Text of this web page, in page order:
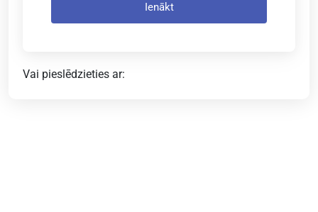
Ienākt
Vai pieslēdzieties ar: